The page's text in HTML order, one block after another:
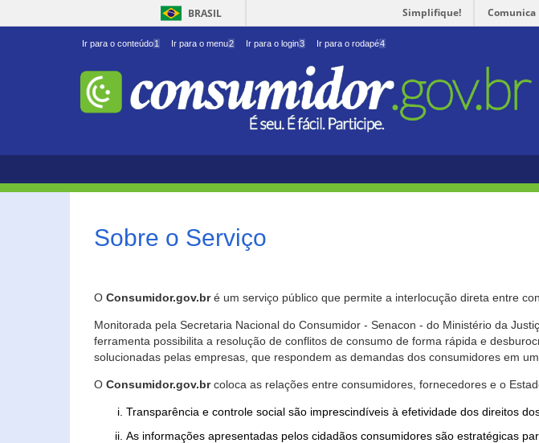
BRASIL Simplifique! Comunica
Ir para o conteúdo1 Ir para o menu2 Ir para o login3 Ir para o rodapé4
Sobre o Serviço
O Consumidor.gov.bré um serviço público que permite a interlocução direta entre
Monitorada pela Secretaria Nacional do Consumidor - Senacon - do Ministério da
ferramenta possibilita a resolução de conflitos de consumo de forma rápida e
solucionadas pelas empresas, que respondem as demandas dos consumidores em
O Consumidor.gov.brcoloca as relações entre consumidores, fornecedores e o
Transparência e controle social são imprescindíveis à efetividade dos direitos
As informações apresentadas pelos cidadãos consumidores são estratégicas